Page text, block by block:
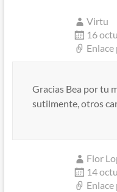
Virtu
16
Gracias Bea por tu
sutilmente, otros
Flor
14